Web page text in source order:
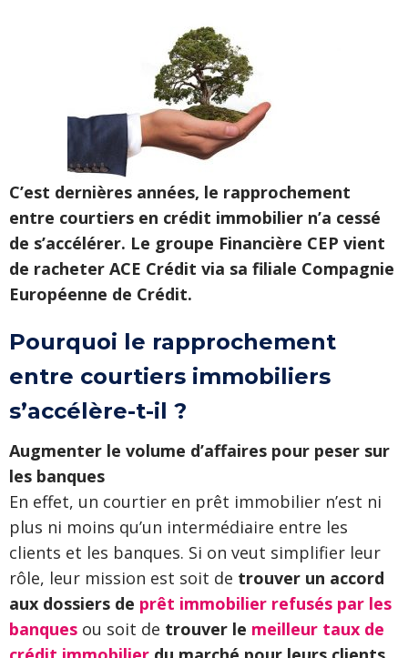
C’est dernières années, le rapprochement
entre courtiers en crédit immobilier n’a cessé
de s’accélérer. Le groupe Financière CEP vient
de racheter ACE Crédit via sa filiale Compagnie
Européenne de Crédit.
Pourquoi le rapprochement
entre courtiers immobiliers
s’accélère-t-il ?
Augmenter le volume d’affaires pour peser sur
les banques
En effet, un courtier en prêt immobilier n’est ni
plus ni moins qu’un intermédiaire entre les
clients et les banques. Si on veut simplifier leur
rôle, leur mission est soit de trouver un accord
aux dossiers de prêt immobilier refusés par les
banques ou soit de trouver le meilleur taux de